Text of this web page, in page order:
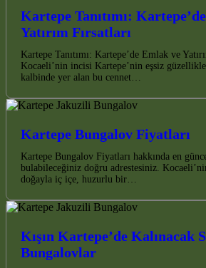
Kartepe Tanıtımı:
Yatırım Fırsatları
Kartepe Tanıtımı: Kartepe’de Emlak ve
Kocaeli’nin incisi Kartepe’nin eşsiz
kalbinde yer alan bu cennet…
Kartepe Bungalov Fiyatları
Kartepe Bungalov Fiyatları hakkında en
bulabileceğiniz doğru adrestesiniz.
doğayla iç içe, huzurlu bir…
Kışın Kartepe’de Kalınacak
Bungalovlar